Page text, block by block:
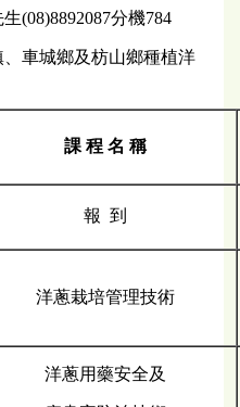
(08)8892087分機784
車城鄉及枋山鄉種植洋
課 程 名 稱
報 到
洋蔥栽培管理技術
洋蔥用藥安全及